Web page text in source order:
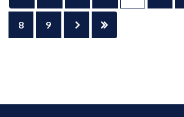
8 9